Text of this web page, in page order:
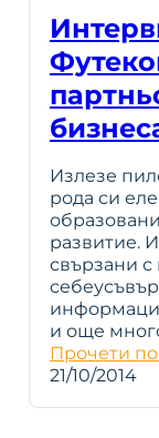
Излезе
рода си
развитие.
свързани
и още
Прочети
21/10/2014